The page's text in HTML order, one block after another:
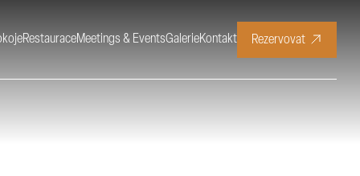
RestauraceMeetings & EventsGalerieKontakt Rezervovat